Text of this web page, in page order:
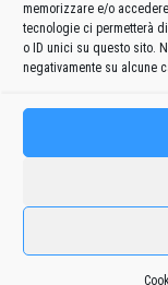
memorizzare e/o
tecnologie ci permetterà
o ID unici su questo sito.
negativamente su alcune
Questo sito utilizza
elaborati i dati derivati